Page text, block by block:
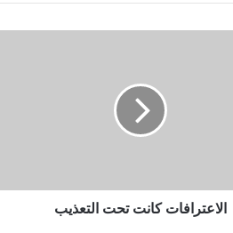
الاعترافات كانت تحت التعذيب